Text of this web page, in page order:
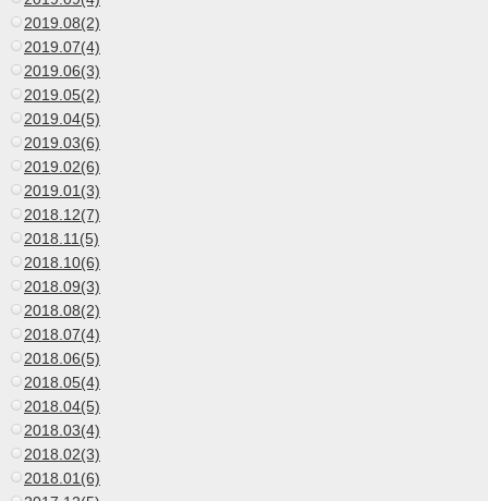
2019.08(2)
2019.07(4)
2019.06(3)
2019.05(2)
2019.04(5)
2019.03(6)
2019.02(6)
2019.01(3)
2018.12(7)
2018.11(5)
2018.10(6)
2018.09(3)
2018.08(2)
2018.07(4)
2018.06(5)
2018.05(4)
2018.04(5)
2018.03(4)
2018.02(3)
2018.01(6)